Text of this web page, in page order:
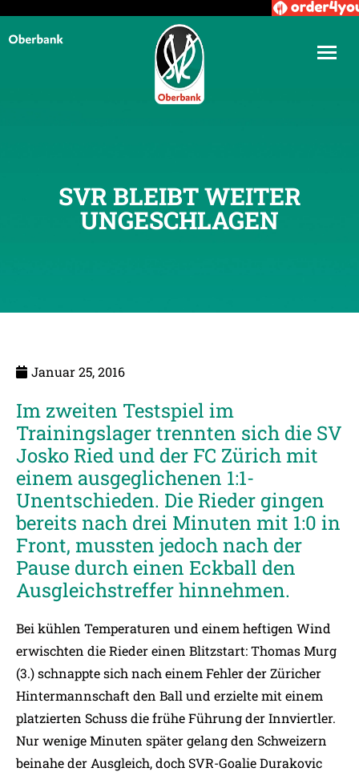
SVR BLEIBT WEITER
UNGESCHLAGEN
Januar 25, 2016
Im zweiten Testspiel im
Trainingslager trennten sich die SV
Josko Ried und der FC Zürich mit
einem ausgeglichenen 1:1-
Unentschieden. Die Rieder gingen
bereits nach drei Minuten mit 1:0 in
Front, mussten jedoch nach der
Pause durch einen Eckball den
Ausgleichstreffer hinnehmen.
Bei kühlen Temperaturen und einem heftigen Wind
erwischten die Rieder einen Blitzstart: Thomas Murg
(3.) schnappte sich nach einem Fehler der Züricher
Hintermannschaft den Ball und erzielte mit einem
platzierten Schuss die frühe Führung der Innviertler.
Nur wenige Minuten später gelang den Schweizern
beinahe der Ausgleich, doch SVR-Goalie Durakovic